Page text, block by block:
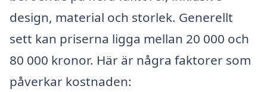
design, material och storlek. Generellt
sett kan priserna ligga mellan 20 000 och
80 000 kronor. Här är några faktorer som
påverkar kostnaden: